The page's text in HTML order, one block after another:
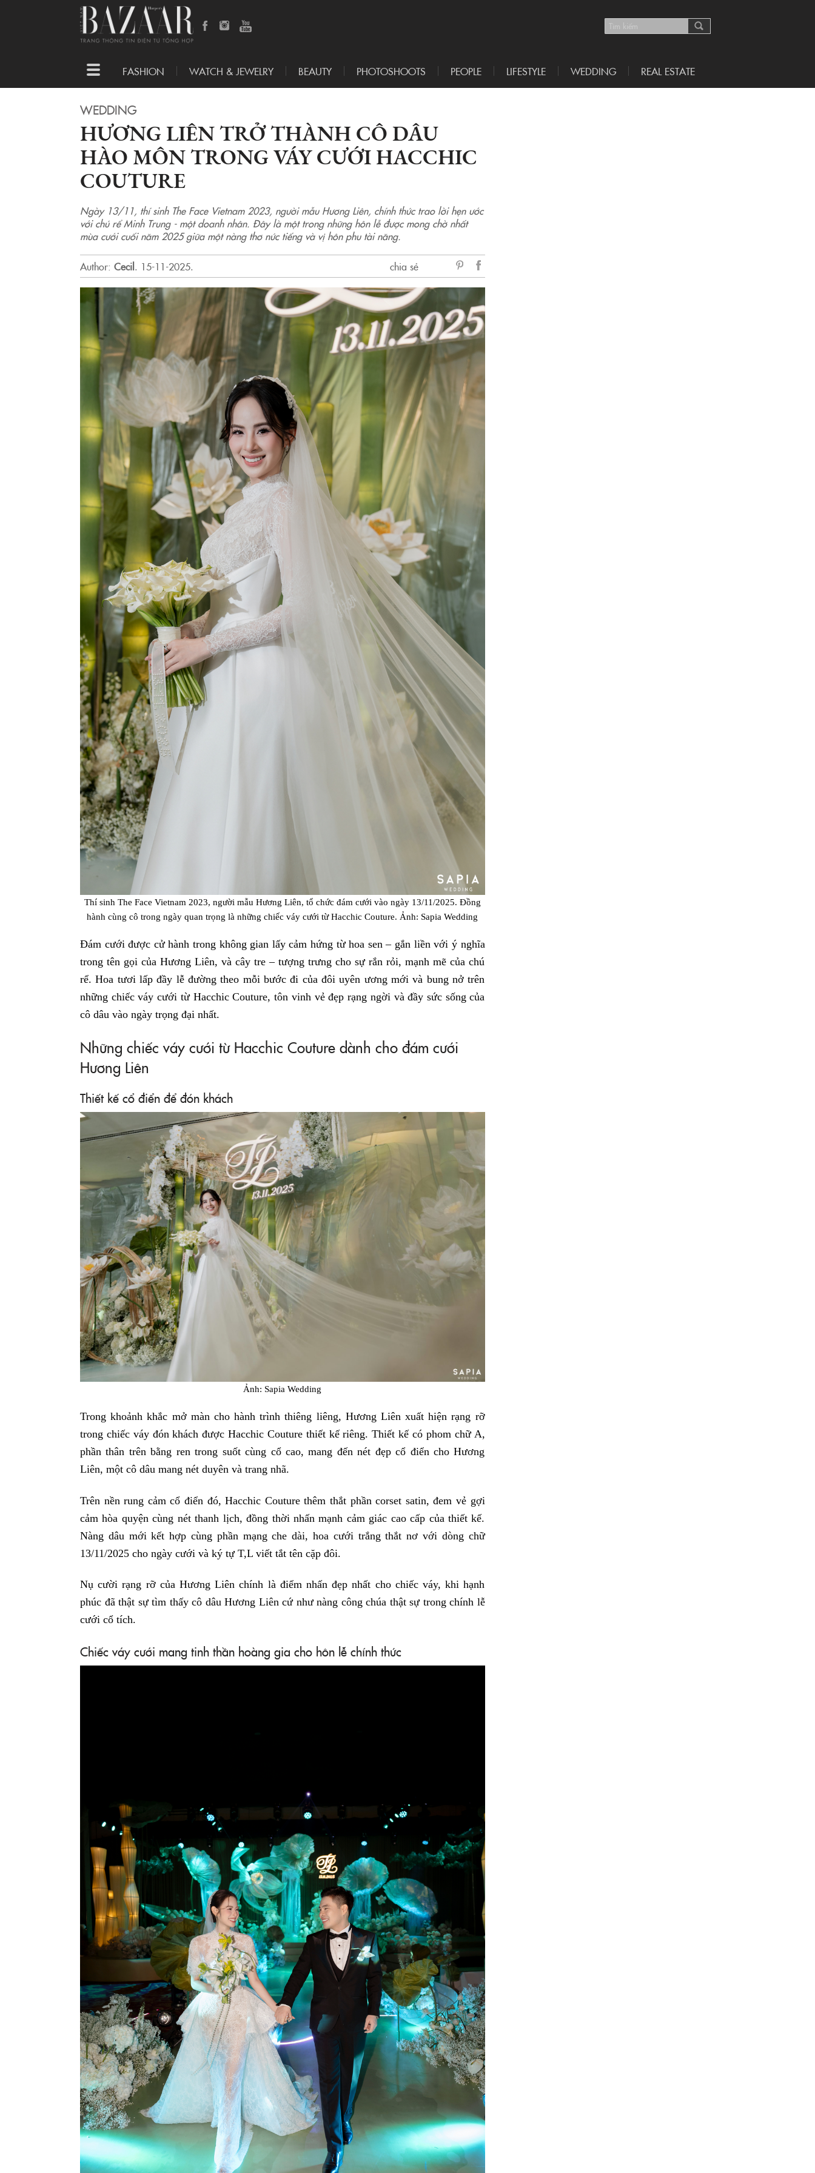
Toggle
navigation
FASHION WATCH & JEWELRY BEAUTY PHOTOSHOOTS PEOPLE LIFESTYLE WEDDING REAL ESTATE
WEDDING
HƯƠNG LIÊN TRỞ THÀNH CÔ DÂU
HÀO MÔN TRONG VÁY CƯỚI HACCHIC
COUTURE
Ngày 13/11, thí sinh The Face Vietnam 2023, người mẫu Hương Liên, chính thức trao lời hẹn ước
với chú rể Minh Trung - một doanh nhân. Đây là một trong những hôn lễ được mong chờ nhất
mùa cưới cuối năm 2025 giữa một nàng thơ nức tiếng và vị hôn phu tài năng.
Author: Cecil. 15-11-2025.
chia sẻ
Facebook
Thí sinh The Face Vietnam 2023, người mẫu Hương Liên, tổ chức đám cưới vào ngày 13/11/2025. Đồng
hành cùng cô trong ngày quan trọng là những chiếc váy cưới từ Hacchic Couture. Ảnh: Sapia Wedding
Đám cưới được cử hành trong không gian lấy cảm hứng từ hoa sen – gắn liền với ý nghĩa
trong tên gọi của Hương Liên, và cây tre – tượng trưng cho sự rắn rỏi, mạnh mẽ của chú
rể. Hoa tươi lấp đầy lễ đường theo mỗi bước đi của đôi uyên ương mới và bung nở trên
những chiếc váy cưới từ Hacchic Couture, tôn vinh vẻ đẹp rạng ngời và đầy sức sống của
cô dâu vào ngày trọng đại nhất.
Những chiếc váy cưới từ Hacchic Couture dành cho đám cưới
Hương Liên
Thiết kế cổ điển để đón khách
Ảnh: Sapia Wedding
Trong khoảnh khắc mở màn cho hành trình thiêng liêng, Hương Liên xuất hiện rạng rỡ
trong chiếc váy đón khách được Hacchic Couture thiết kế riêng. Thiết kế có phom chữ A,
phần thân trên bằng ren trong suốt cùng cổ cao, mang đến nét đẹp cổ điển cho Hương
Liên, một cô dâu mang nét duyên và trang nhã.
Trên nền rung cảm cổ điển đó, Hacchic Couture thêm thắt phần corset satin, đem vẻ gợi
cảm hòa quyện cùng nét thanh lịch, đồng thời nhấn mạnh cảm giác cao cấp của thiết kế.
Nàng dâu mới kết hợp cùng phần mạng che dài, hoa cưới trắng thắt nơ với dòng chữ
13/11/2025 cho ngày cưới và ký tự T,L viết tắt tên cặp đôi.
Nụ cười rạng rỡ của Hương Liên chính là điểm nhấn đẹp nhất cho chiếc váy, khi hạnh
phúc đã thật sự tìm thấy cô dâu Hương Liên cứ như nàng công chúa thật sự trong chính lễ
cưới cổ tích.
Chiếc váy cưới mang tinh thần hoàng gia cho hôn lễ chính thức